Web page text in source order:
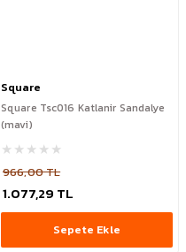
Square
Square Tsc016 Katlanir Sandalye
(mavi)
966,00 TL
1.077,29 TL
Sepete Ekle